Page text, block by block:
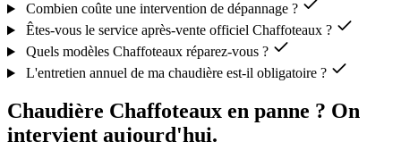
Combien coûte une intervention de dépannage ?
Êtes-vous le service après-vente officiel Chaffoteaux ?
Quels modèles Chaffoteaux réparez-vous ?
L'entretien annuel de ma chaudière est-il obligatoire ?
Chaudière Chaffoteaux en panne ? On
intervient aujourd'hui.